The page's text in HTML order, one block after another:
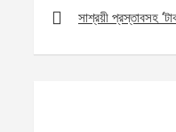
navigation
সাশ্রয়ী প্রস্তাবসহ